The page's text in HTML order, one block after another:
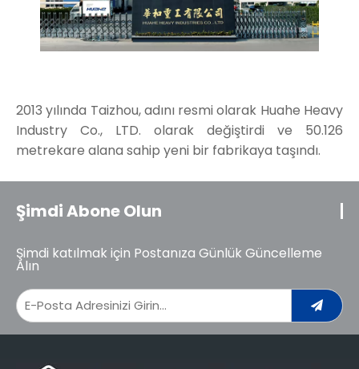
2013 yılında Taizhou, adını resmi olarak Huahe Heavy
Industry Co., LTD. olarak değiştirdi ve 50.126
metrekare alana sahip yeni bir fabrikaya taşındı.
Şimdi Abone Olun
Şimdi katılmak için Postanıza Günlük Güncelleme
Alın